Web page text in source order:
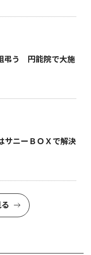
弔う 円能院で大施
サニーＢＯＸで解決